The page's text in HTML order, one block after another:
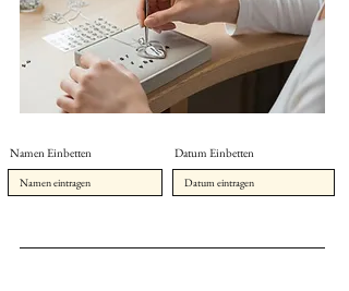
Namen Einbetten Datum Einbetten